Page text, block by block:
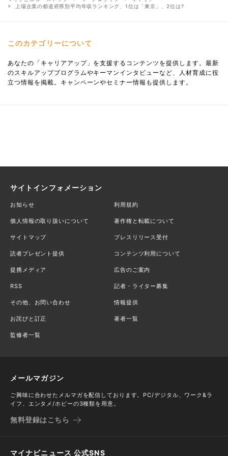
上場企業の都道府県別平均年収ランキング、1位は「東京」、2位は?
このカテゴリーについて
あなたの「キャリアアップ」を支援するコンテンツを提供します。最新
のスキルアッププログラムやキーマンインタビューなど、人材育成に役
立つ情報を掲載。キャンペーンやセミナー情報も提供します。
サイトインフォメーション
お知らせ 利用規約
個人情報の取り扱いについて 著作権と転載について
サイトマップ プレスリリース受付
読者プレゼント提供 コンテンツ利用について
提携メディア 広告のご案内
RSS 記者・ライター募集
その他、お問い合わせ 情報提供
お詫びと訂正 著者一覧
監修者一覧
メールマガジン
ご興味に合わせたメルマガを配信しております。PC/デジタル、ワーク&ラ
イフ、エンタメ/ホビーの3種類を用意。
無料登録はこちら
マイナビニュース 公式SNS